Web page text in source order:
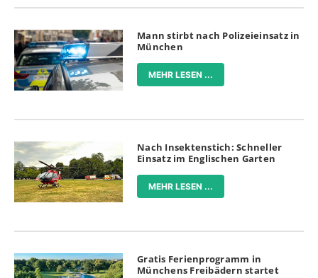
Mann stirbt nach Polizeieinsatz in
München
MEHR LESEN ...
Nach Insektenstich: Schneller
Einsatz im Englischen Garten
MEHR LESEN ...
Gratis Ferienprogramm in
Münchens Freibädern startet